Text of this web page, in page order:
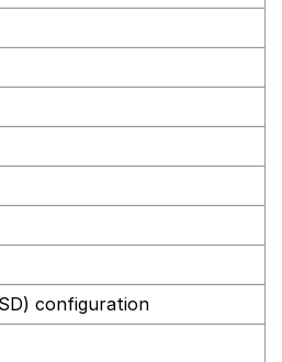
configuration